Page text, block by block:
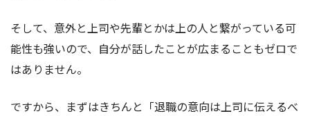
そして、意外と上司や先輩とかは上の人と繋がっている可
能性も強いので、自分が話したことが広まることもゼロで
はありません。
ですから、まずはきちんと「退職の意向は上司に伝えるべ